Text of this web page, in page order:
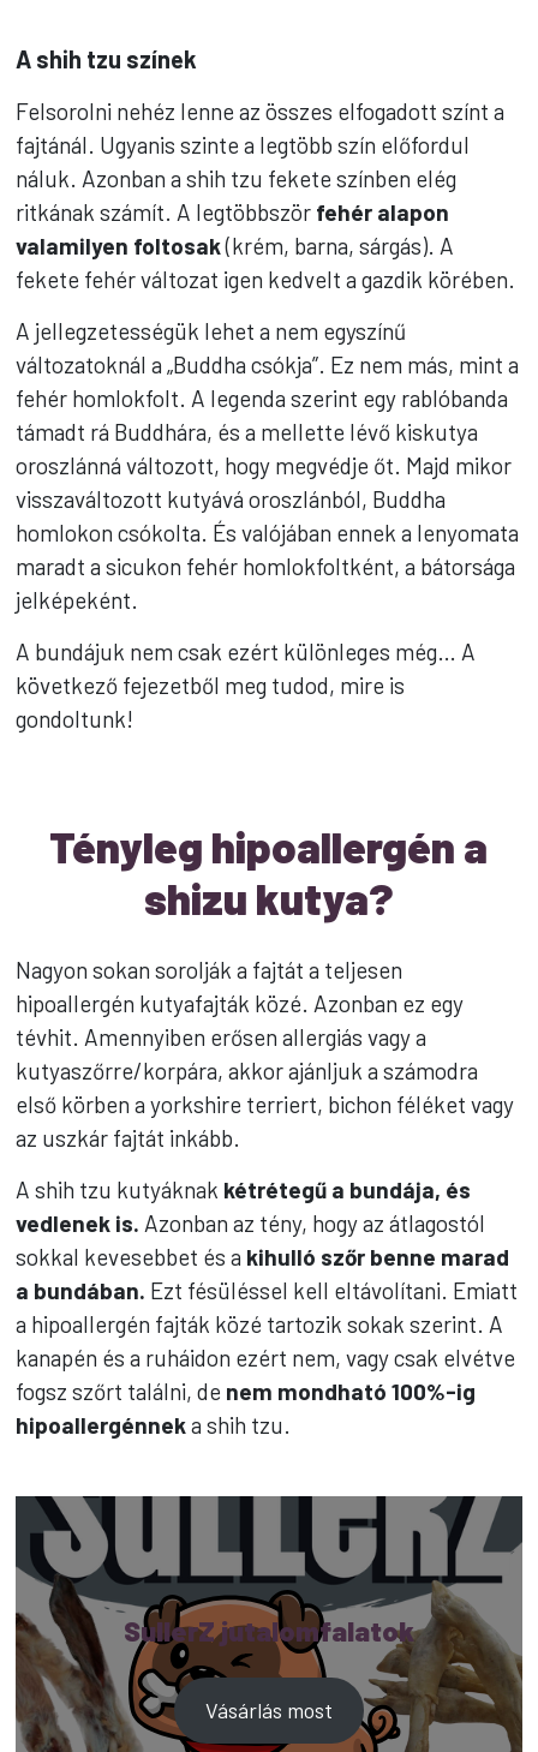
A shih tzu színek
Felsorolni nehéz lenne az összes elfogadott színt a
fajtánál. Ugyanis szinte a legtöbb szín előfordul
náluk. Azonban a shih tzu fekete színben elég
ritkának számít. A legtöbbször fehér alapon
valamilyen foltosak(krém, barna, sárgás). A
fekete fehér változat igen kedvelt a gazdik körében.
A jellegzetességük lehet a nem egyszínű
változatoknál a „Buddha csókja”. Ez nem más, mint a
fehér homlokfolt. A legenda szerint egy rablóbanda
támadt rá Buddhára, és a mellette lévő kiskutya
oroszlánná változott, hogy megvédje őt. Majd mikor
visszaváltozott kutyává oroszlánból, Buddha
homlokon csókolta. És valójában ennek a lenyomata
maradt a sicukon fehér homlokfoltként, a bátorsága
jelképeként.
A bundájuk nem csak ezért különleges még… A
következő fejezetből meg tudod, mire is
gondoltunk!
Tényleg hipoallergén a
shizu kutya?
Nagyon sokan sorolják a fajtát a teljesen
hipoallergén kutyafajták közé. Azonban ez egy
tévhit. Amennyiben erősen allergiás vagy a
kutyaszőrre/korpára, akkor ajánljuk a számodra
első körben a yorkshire terriert, bichon féléket vagy
az uszkár fajtát inkább.
A shih tzu kutyáknak kétrétegű a bundája, és
vedlenek is. Azonban az tény, hogy az átlagostól
sokkal kevesebbet és a kihulló szőr benne marad
a bundában. Ezt fésüléssel kell eltávolítani. Emiatt
a hipoallergén fajták közé tartozik sokak szerint. A
kanapén és a ruháidon ezért nem, vagy csak elvétve
fogsz szőrt találni, de nem mondható 100%-ig
hipoallergénneka shih tzu.
SullerZ jutalomfalatok
Vásárlás most